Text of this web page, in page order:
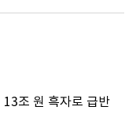
조 원 흑자로 급반